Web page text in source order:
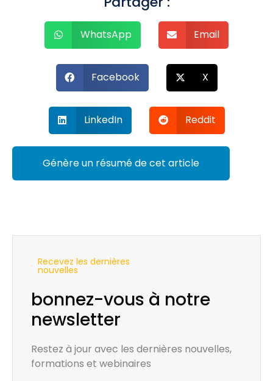
WhatsApp Email
Facebook X
LinkedIn Reddit
Génère un résumé de cet article
Recevez les dernières
nouvelles
bonnez-vous à notre
newsletter
Restez à jour avec les dernières nouvelles,
formations et webinaires